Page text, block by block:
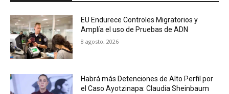
EU Endurece Controles Migratorios y
Amplía el uso de Pruebas de ADN
8 agosto, 2026
Habrá más Detenciones de Alto Perfil por
el Caso Ayotzinapa: Claudia Sheinbaum